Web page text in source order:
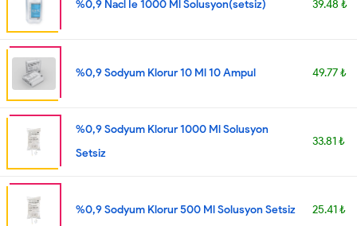
%0,9 Nacl Ie 1000 Ml Solusyon(setsiz) 39.48 ₺
%0,9 Sodyum Klorur 10 Ml 10 Ampul 49.77 ₺
%0,9 Sodyum Klorur 1000 Ml Solusyon
Setsiz
33.81 ₺
%0,9 Sodyum Klorur 500 Ml Solusyon Setsiz 25.41 ₺